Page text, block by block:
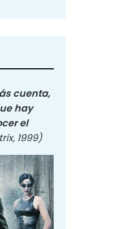
cuenta,
hay
el
1999)